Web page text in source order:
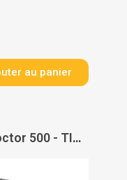
au panier
Meule de rechange Drilldoctor 500 - TIVOLY